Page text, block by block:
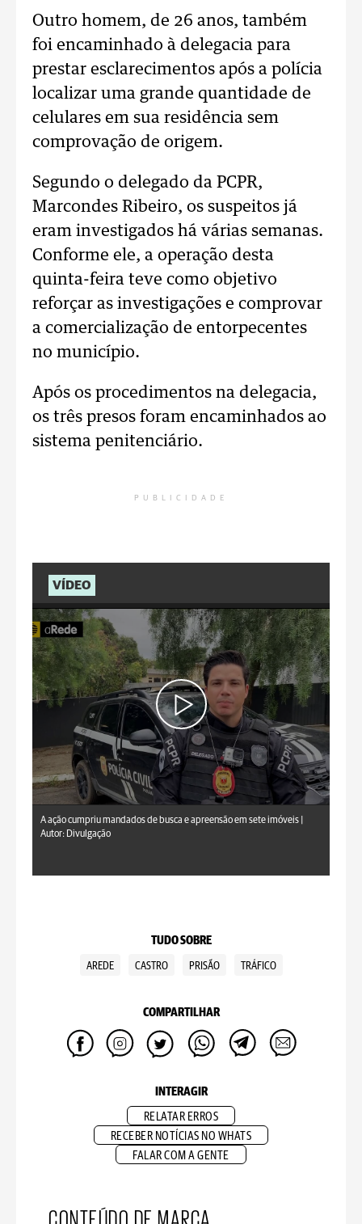
Outro homem, de 26 anos, também
foi encaminhado à delegacia para
prestar esclarecimentos após a polícia
localizar uma grande quantidade de
celulares em sua residência sem
comprovação de origem.
Segundo o delegado da PCPR,
Marcondes Ribeiro, os suspeitos já
eram investigados há várias semanas.
Conforme ele, a operação desta
quinta-feira teve como objetivo
reforçar as investigações e comprovar
a comercialização de entorpecentes
no município.
Após os procedimentos na delegacia,
os três presos foram encaminhados ao
sistema penitenciário.
PUBLICIDADE
VÍDEO
A ação cumpriu mandados de busca e apreensão em sete imóveis |
Autor: Divulgação
TUDO SOBRE
AREDE CASTRO PRISÃO TRÁFICO
COMPARTILHAR
INTERAGIR
RELATAR ERROS
RECEBER NOTÍCIAS NO WHATS
FALAR COM A GENTE
CONTEÚDO DE MARCA